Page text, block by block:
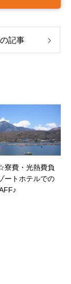
記事
寮費・光熱費負
ートホテルでの